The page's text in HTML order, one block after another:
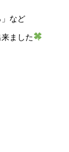
」など
ました